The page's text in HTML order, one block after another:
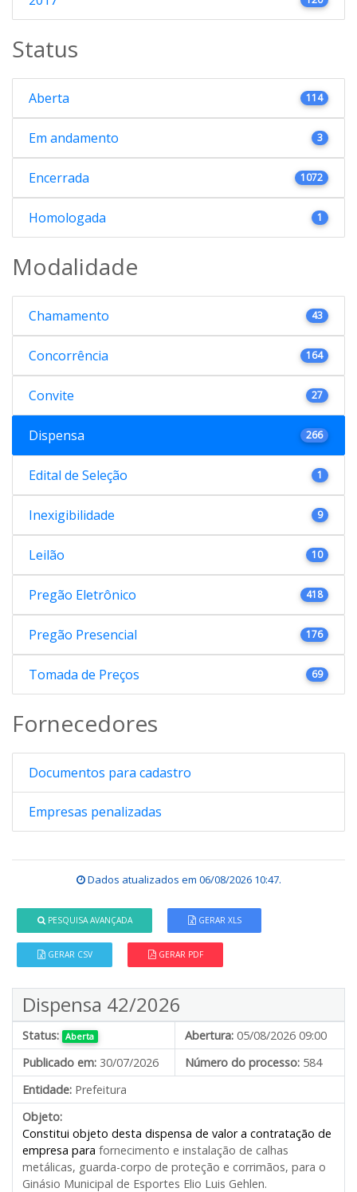
Status
Aberta 114
Em andamento 3
Encerrada 1072
Homologada 1
Modalidade
Chamamento 43
Concorrência 164
Convite 27
Dispensa 266
Edital de Seleção 1
Inexigibilidade 9
Leilão 10
Pregão Eletrônico 418
Pregão Presencial 176
Tomada de Preços 69
Fornecedores
Documentos para cadastro
Empresas penalizadas
Dados atualizados em 06/08/2026 10:47.
PESQUISA AVANÇADA GERAR XLS
GERAR CSV GERAR PDF
Dispensa 42/2026
Status: Aberta Abertura: 05/08/2026 09:00
Publicado em: 30/07/2026 Número do processo: 584
Entidade: Prefeitura
Objeto:
Constitui objeto desta dispensa de valor a contratação de
empresa para fornecimento e instalação de calhas
metálicas, guarda-corpo de proteção e corrimãos, para o
Ginásio Municipal de Esportes Elio Luis Gehlen.